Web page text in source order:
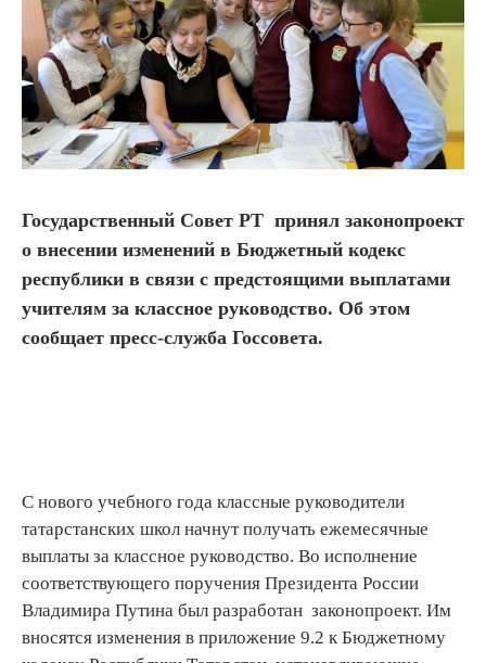
Государственный Совет РТ принял законопроект
о внесении изменений в Бюджетный кодекс
республики в связи с предстоящими выплатами
учителям за классное руководство. Об этом
сообщает пресс-служба Госсовета.
С нового учебного года классные руководители
татарстанских школ начнут получать ежемесячные
выплаты за классное руководство. Во исполнение
соответствующего поручения Президента России
Владимира Путина был разработан законопроект. Им
вносятся изменения в приложение 9.2 к Бюджетному